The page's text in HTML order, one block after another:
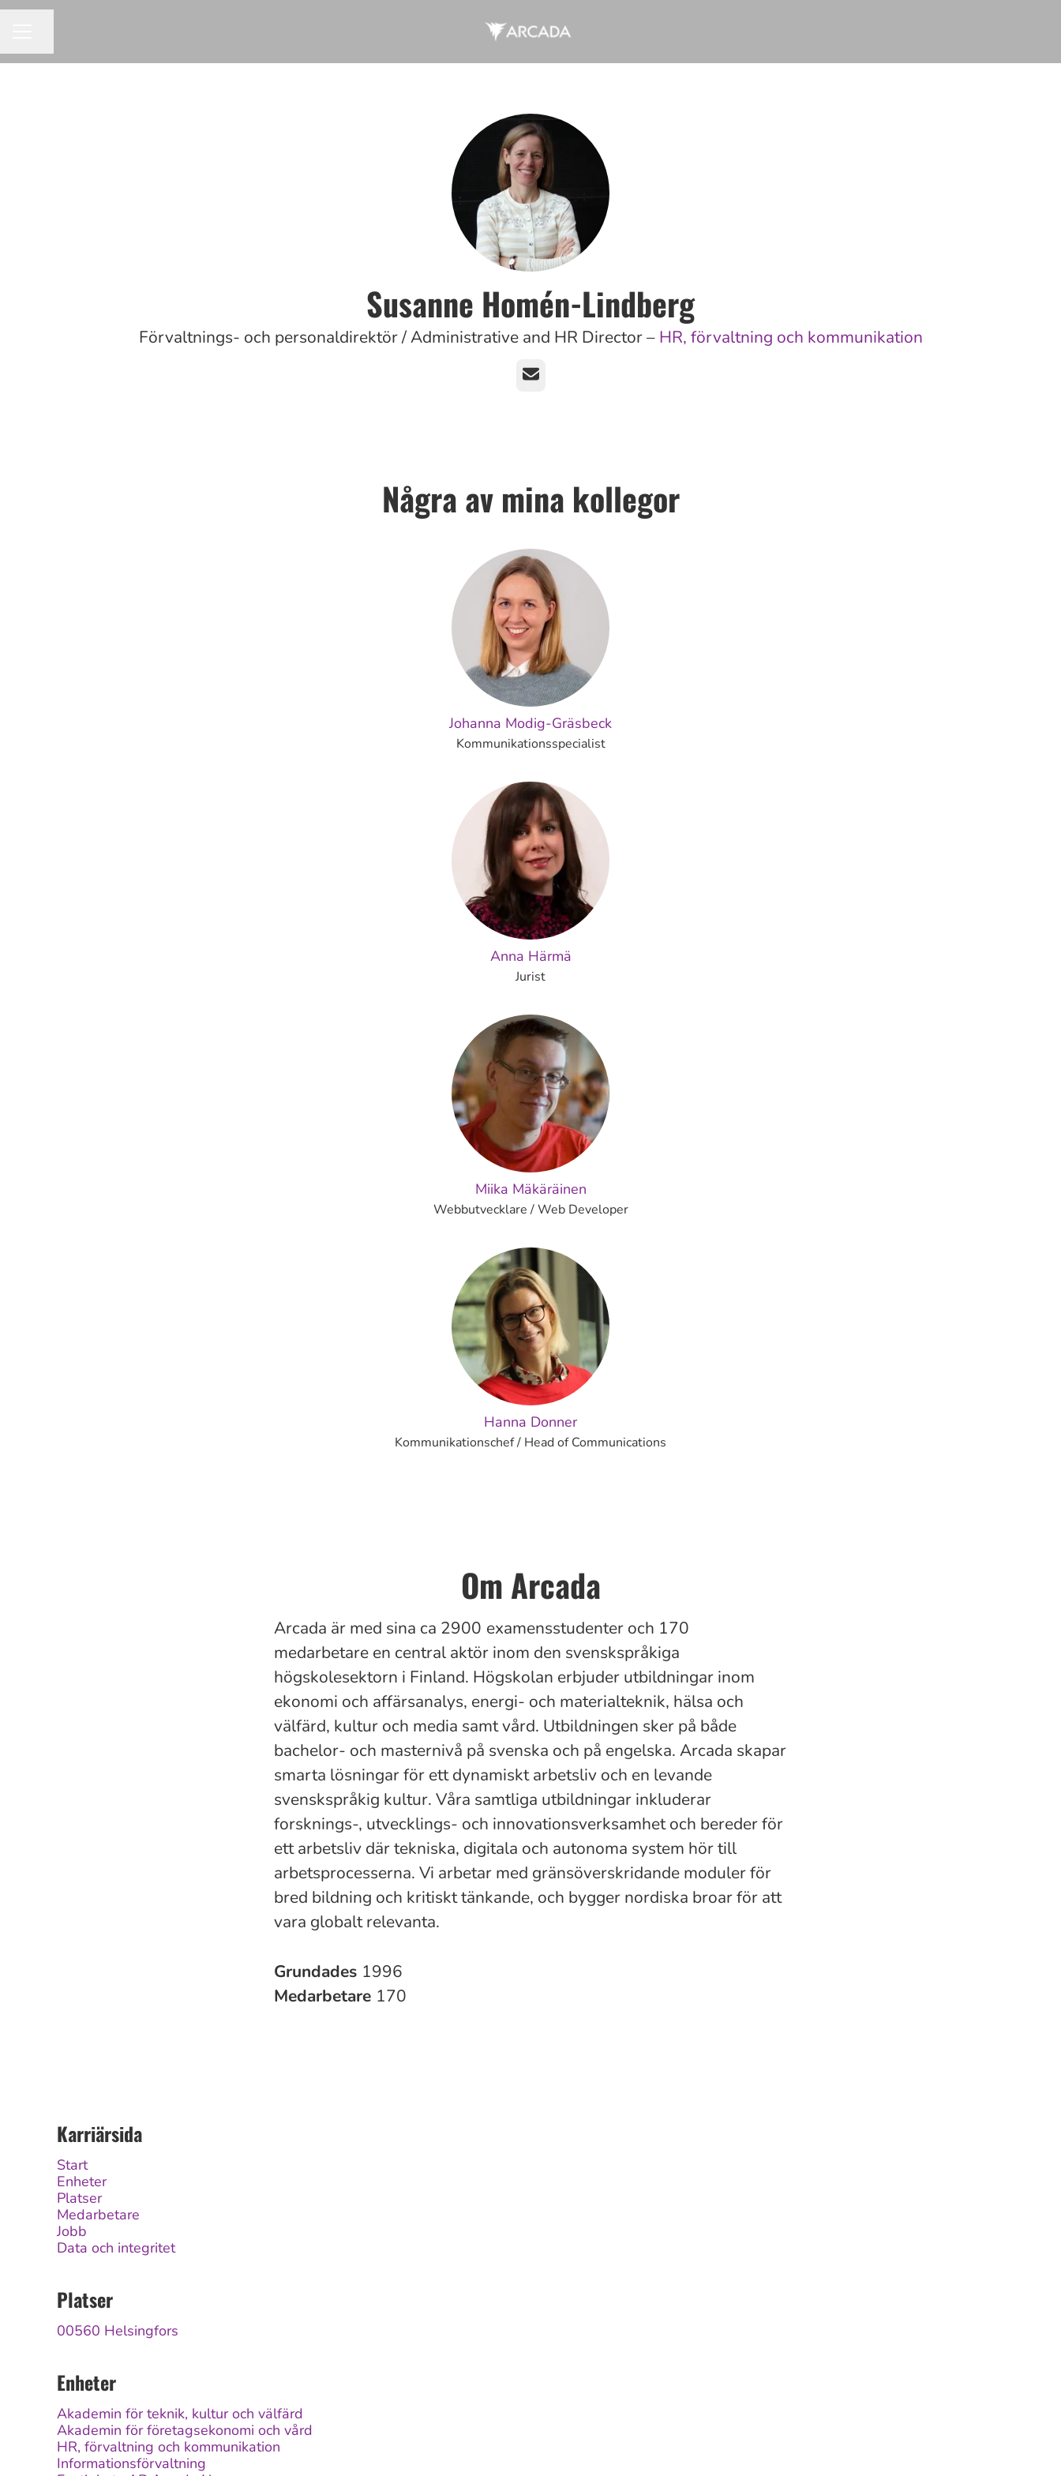
Susanne Homén-Lindberg
Förvaltnings- och personaldirektör / Administrative and HR Director – HR, förvaltning och kommunikation
E-post
Några av mina kollegor
Johanna Modig-Gräsbeck
Kommunikationsspecialist
Anna Härmä
Jurist
Miika Mäkäräinen
Webbutvecklare / Web Developer
Hanna Donner
Kommunikationschef / Head of Communications
Om Arcada
Arcada är med sina ca 2900 examensstudenter och 170
medarbetare en central aktör inom den svenskspråkiga
högskolesektorn i Finland. Högskolan erbjuder utbildningar inom
ekonomi och affärsanalys, energi- och materialteknik, hälsa och
välfärd, kultur och media samt vård. Utbildningen sker på både
bachelor- och masternivå på svenska och på engelska. Arcada skapar
smarta lösningar för ett dynamiskt arbetsliv och en levande
svenskspråkig kultur. Våra samtliga utbildningar inkluderar
forsknings-, utvecklings- och innovationsverksamhet och bereder för
ett arbetsliv där tekniska, digitala och autonoma system hör till
arbetsprocesserna. Vi arbetar med gränsöverskridande moduler för
bred bildning och kritiskt tänkande, och bygger nordiska broar för att
vara globalt relevanta.
Grundades 1996
Medarbetare 170
Karriärsida
Start
Enheter
Platser
Medarbetare
Jobb
Data och integritet
Platser
00560 Helsingfors
Enheter
Akademin för teknik, kultur och välfärd
Akademin för företagsekonomi och vård
HR, förvaltning och kommunikation
Informationsförvaltning